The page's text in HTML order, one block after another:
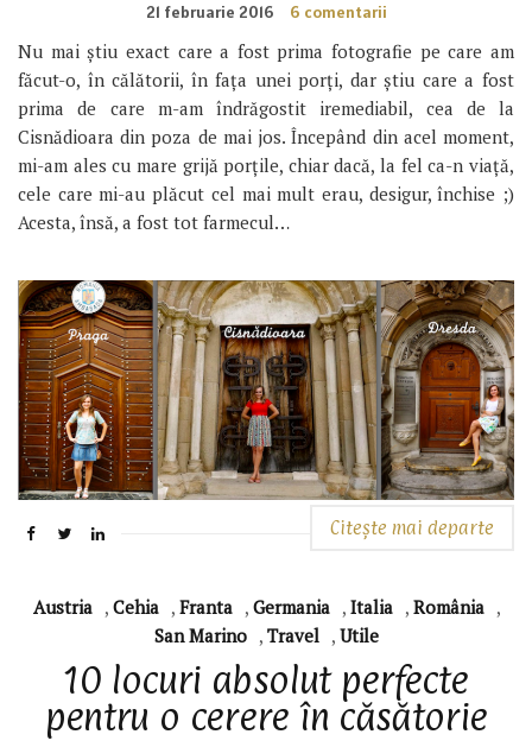
21 februarie 2016 6 comentarii
Nu mai știu exact care a fost prima fotografie pe care am
făcut-o, în călătorii, în fața unei porți, dar știu care a fost
prima de care m-am îndrăgostit iremediabil, cea de la
Cisnădioara din poza de mai jos. Începând din acel moment,
mi-am ales cu mare grijă porțile, chiar dacă, la fel ca-n viață,
cele care mi-au plăcut cel mai mult erau, desigur, închise ;)
Acesta, însă, a fost tot farmecul…
Citește mai departe
Austria , Cehia , Franta , Germania , Italia , România ,
San Marino , Travel , Utile
10 locuri absolut perfecte
pentru o cerere în căsătorie